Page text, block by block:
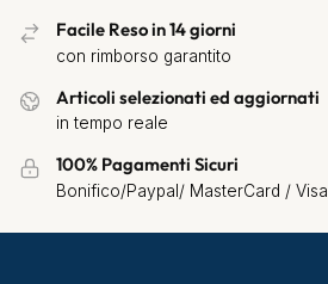
Facile Reso in 14 giorni
con rimborso garantito
Articoli selezionati ed aggiornati
in tempo reale
100% Pagamenti Sicuri
Bonifico/Paypal/ MasterCard / Visa